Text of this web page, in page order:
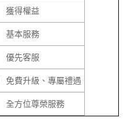
獲得權益
基本服務
優先客服
免費升級、專屬禮遇
全方位尊榮服務